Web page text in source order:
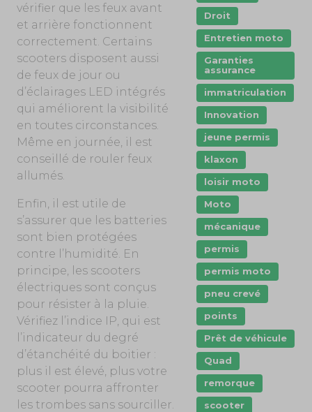
vérifier que les feux avant
et arrière fonctionnent
correctement. Certains
scooters disposent aussi
de feux de jour ou
d’éclairages LED intégrés
qui améliorent la visibilité
en toutes circonstances.
Même en journée, il est
conseillé de rouler feux
allumés.
Enfin, il est utile de
s’assurer que les batteries
sont bien protégées
contre l’humidité. En
principe, les scooters
électriques sont conçus
pour résister à la pluie.
Vérifiez l’indice IP, qui est
l’indicateur du degré
d’étanchéité du boitier :
plus il est élevé, plus votre
scooter pourra affronter
les trombes sans sourciller.
Droit
Entretien moto
Garanties
assurance
immatriculation
Innovation
jeune permis
klaxon
loisir moto
Moto
mécanique
permis
permis moto
pneu crevé
points
Prêt de véhicule
Quad
remorque
scooter